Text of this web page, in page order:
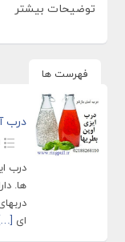
توضیحات بیشتر
فهرست ها
درب
درب
ای